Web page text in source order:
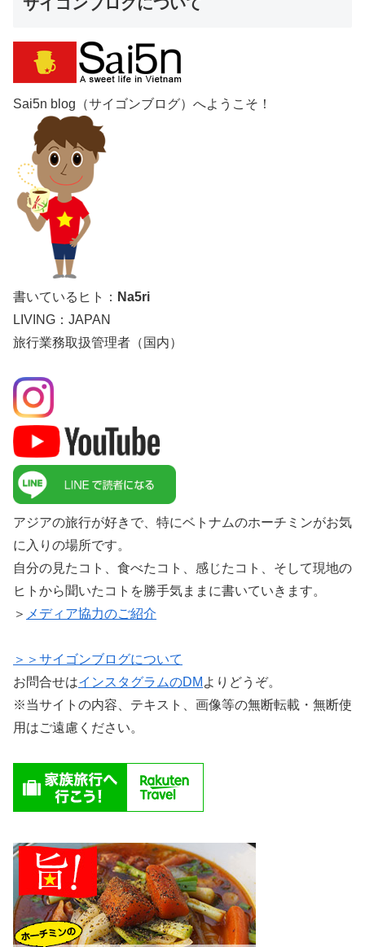
Sai5n blog（サイゴンブログ）へようこそ！
書いているヒト： Na5ri
LIVING：JAPAN
旅行業務取扱管理者（国内）
アジアの旅行が好きで、特にベトナムのホーチミンがお気
に入りの場所です。
自分の見たコト、食べたコト、感じたコト、そして現地の
ヒトから聞いたコトを勝手気ままに書いていきます。
＞ メディア協力のご紹介
＞＞サイゴンブログについて
お問合せはインスタグラムのDM よりどうぞ。
※当サイトの内容、テキスト、画像等の無断転載・無断使
用はご遠慮ください。